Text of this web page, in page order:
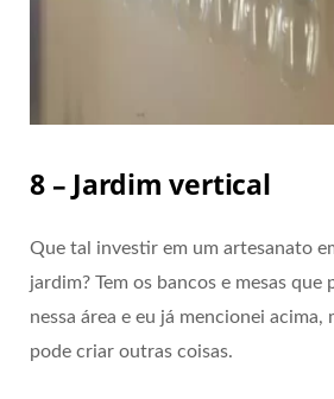
8 – Jardim vertical
Que tal investir em um artesanato
jardim? Tem os bancos e mesas que
nessa área e eu já mencionei acima,
pode criar outras coisas.